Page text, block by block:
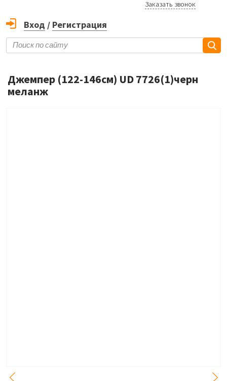
Заказать звонок
Вход / Регистрация
Джемпер (122-146см) UD 7726(1)черн
меланж